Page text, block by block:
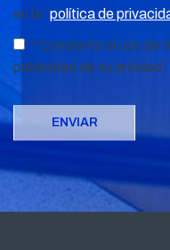
en la “política de
* Consiento el uso de
publicidad de su entidad.